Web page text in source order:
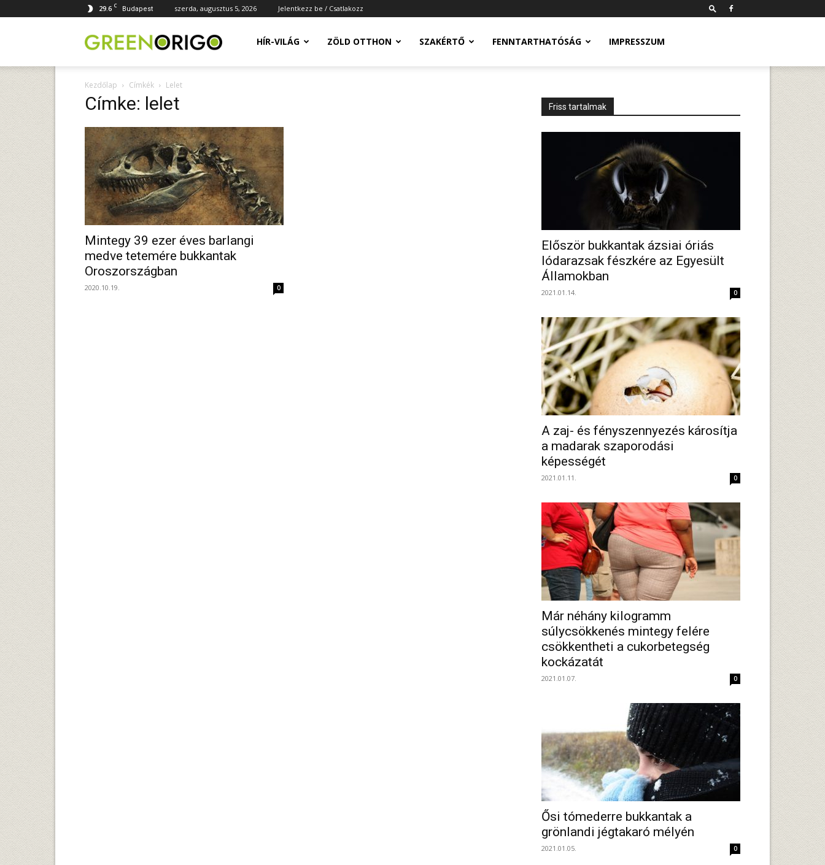
29.6 C Budapest szerda, augusztus 5, 2026 Jelentkezz be / Csatlakozz
Green
portál
HÍR-VILÁG ZÖLD OTTHON SZAKÉRTŐ FENNTARTHATÓSÁG IMPRESSZUM
Kezdőlap Címkék Lelet
Címke: lelet
Mintegy 39 ezer éves barlangi
medve tetemére bukkantak
Oroszországban
2020.10.19. 0
Friss tartalmak
Először bukkantak ázsiai óriás
lódarazsak fészkére az Egyesült
Államokban
2021.01.14. 0
A zaj- és fényszennyezés károsítja
a madarak szaporodási
képességét
2021.01.11. 0
Már néhány kilogramm
súlycsökkenés mintegy felére
csökkentheti a cukorbetegség
kockázatát
2021.01.07. 0
Ősi tómederre bukkantak a
grönlandi jégtakaró mélyén
2021.01.05. 0